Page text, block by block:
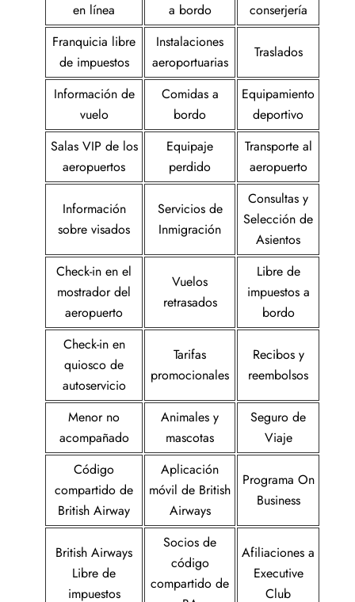
en línea
a bordo
conserjería
Franquicia libre
de impuestos
Instalaciones
aeroportuarias
Traslados
Información de
vuelo
Comidas a
bordo
Equipamiento
deportivo
Salas VIP de los
aeropuertos
Equipaje
perdido
Transporte al
aeropuerto
Información
sobre visados
Servicios de
Inmigración
Consultas y
Selección de
Asientos
Check-in en el
mostrador del
aeropuerto
Vuelos
retrasados
Libre de
impuestos a
bordo
Check-in en
quiosco de
autoservicio
Tarifas
promocionales
Recibos y
reembolsos
Menor no
acompañado
Animales y
mascotas
Seguro de
Viaje
Código
compartido de
British Airway
Aplicación
móvil de British
Airways
Programa On
Business
British Airways
Libre de
impuestos
Socios de
código
compartido de
Afiliaciones a
Executive
Club